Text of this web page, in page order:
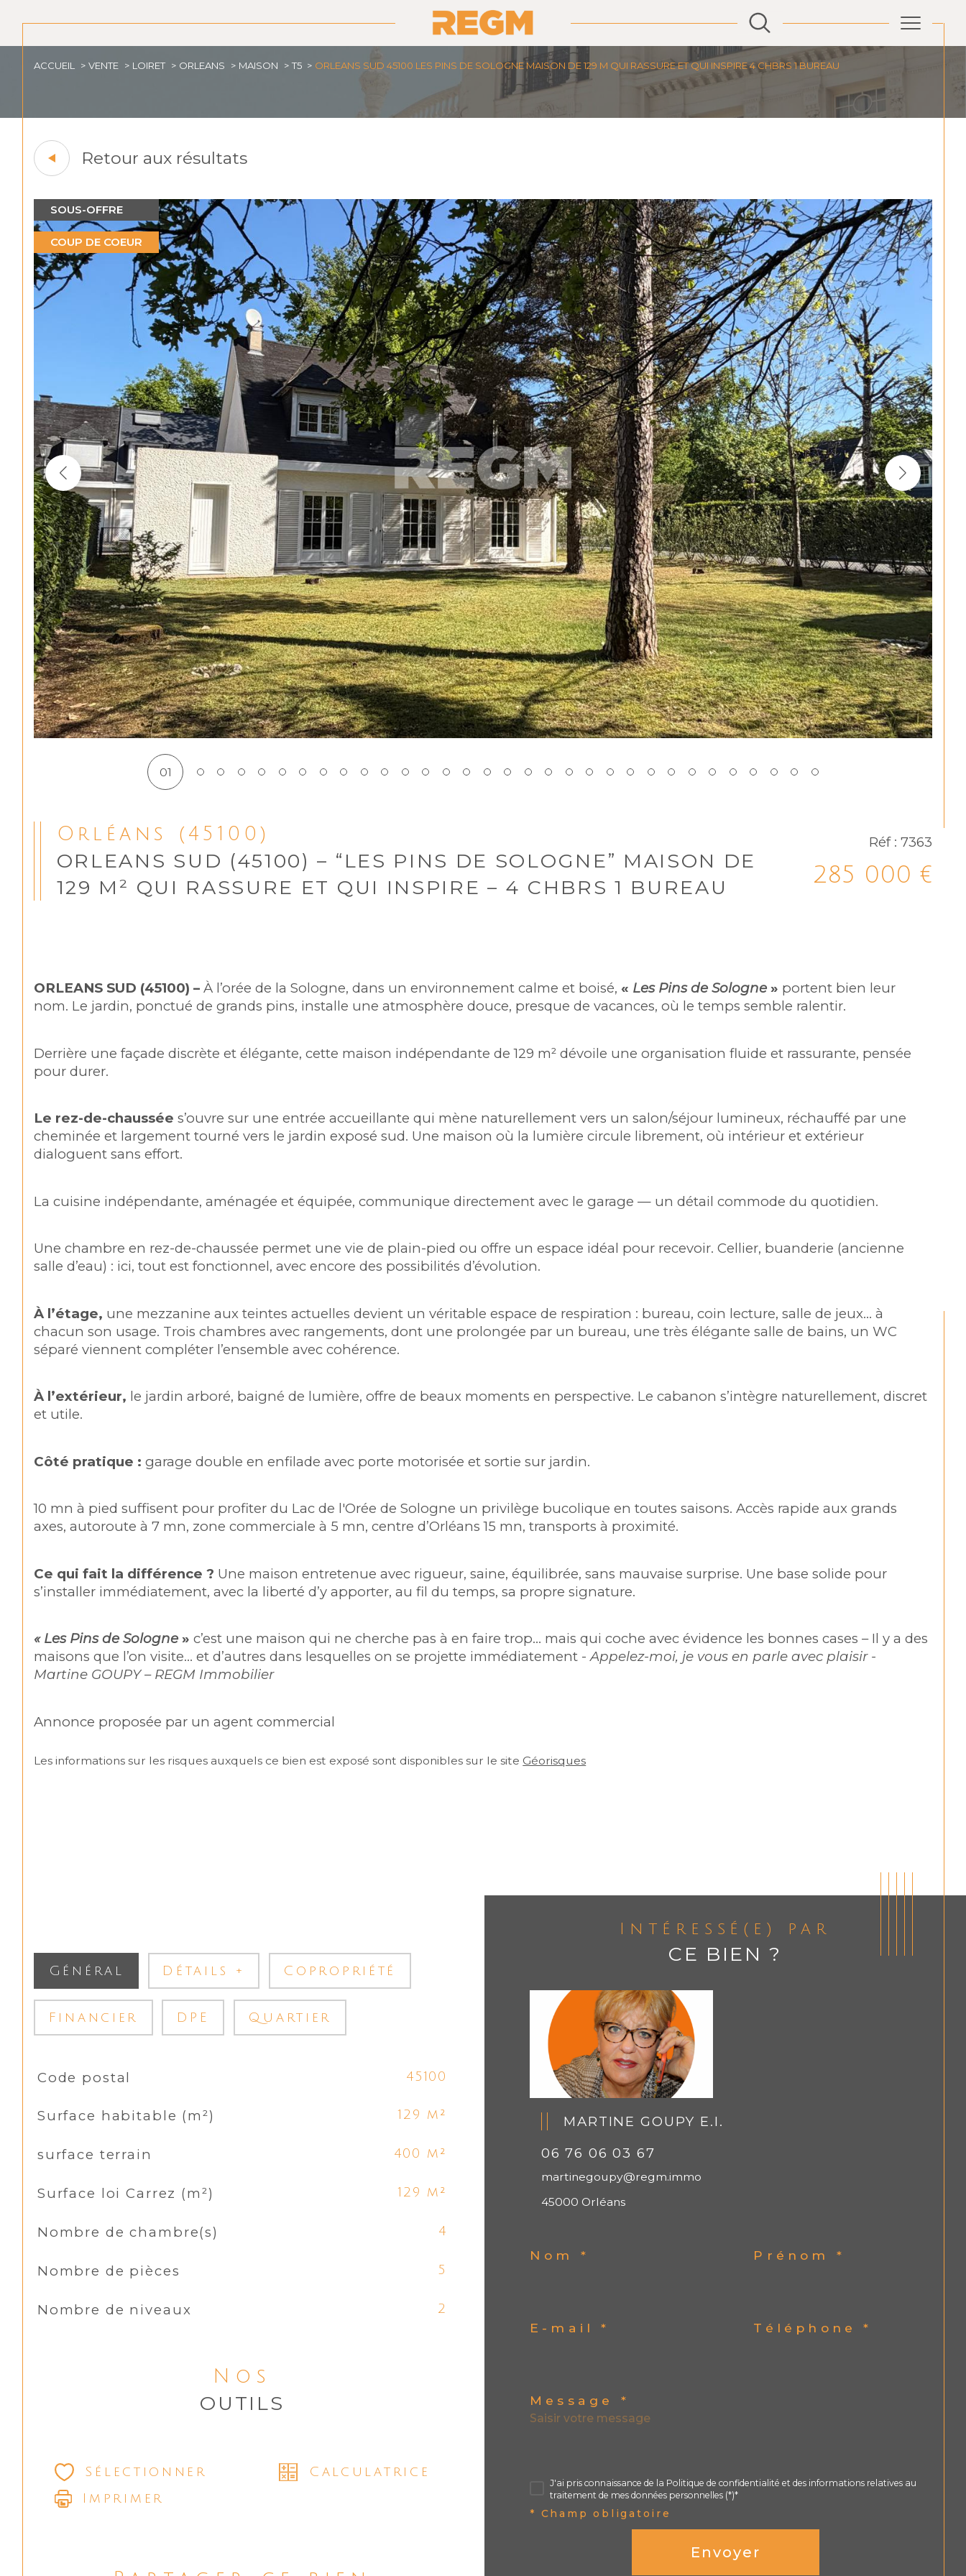
ACCUEIL VENTE LOIRET ORLEANS MAISON T5 ORLEANS SUD 45100 LES PINS DE SOLOGNE MAISON DE 129 M QUI RASSURE ET QUI INSPIRE 4 CHBRS 1 BUREAU
Retour aux résultats
SOUS-OFFRE
COUP DE COEUR
01
Orléans (45100)
ORLEANS SUD (45100) – “LES PINS DE SOLOGNE” MAISON DE
129 M² QUI RASSURE ET QUI INSPIRE – 4 CHBRS 1 BUREAU
Réf : 7363
285 000 €
ORLEANS SUD (45100) – À l’orée de la Sologne, dans un environnement calme et boisé, « Les Pins de Sologne » portent bien leur
nom. Le jardin, ponctué de grands pins, installe une atmosphère douce, presque de vacances, où le temps semble ralentir.
Derrière une façade discrète et élégante, cette maison indépendante de 129 m² dévoile une organisation fluide et rassurante, pensée
pour durer.
Le rez-de-chaussée s’ouvre sur une entrée accueillante qui mène naturellement vers un salon/séjour lumineux, réchauffé par une
cheminée et largement tourné vers le jardin exposé sud. Une maison où la lumière circule librement, où intérieur et extérieur
dialoguent sans effort.
La cuisine indépendante, aménagée et équipée, communique directement avec le garage — un détail commode du quotidien.
Une chambre en rez-de-chaussée permet une vie de plain-pied ou offre un espace idéal pour recevoir. Cellier, buanderie (ancienne
salle d’eau) : ici, tout est fonctionnel, avec encore des possibilités d’évolution.
À l’étage, une mezzanine aux teintes actuelles devient un véritable espace de respiration : bureau, coin lecture, salle de jeux… à
chacun son usage. Trois chambres avec rangements, dont une prolongée par un bureau, une très élégante salle de bains, un WC
séparé viennent compléter l’ensemble avec cohérence.
À l’extérieur, le jardin arboré, baigné de lumière, offre de beaux moments en perspective. Le cabanon s’intègre naturellement, discret
et utile.
Côté pratique : garage double en enfilade avec porte motorisée et sortie sur jardin.
10 mn à pied suffisent pour profiter du Lac de l'Orée de Sologne un privilège bucolique en toutes saisons. Accès rapide aux grands
axes, autoroute à 7 mn, zone commerciale à 5 mn, centre d’Orléans 15 mn, transports à proximité.
Ce qui fait la différence ? Une maison entretenue avec rigueur, saine, équilibrée, sans mauvaise surprise. Une base solide pour
s’installer immédiatement, avec la liberté d’y apporter, au fil du temps, sa propre signature.
« Les Pins de Sologne » c’est une maison qui ne cherche pas à en faire trop… mais qui coche avec évidence les bonnes cases – Il y a des
maisons que l’on visite… et d’autres dans lesquelles on se projette immédiatement - Appelez-moi, je vous en parle avec plaisir -
Martine GOUPY – REGM Immobilier
Annonce proposée par un agent commercial
Les informations sur les risques auxquels ce bien est exposé sont disponibles sur le site Géorisques
Général Détails + Copropriété
Financier DPE Quartier
TRAD_SIROCCO_Caracteristique
Code postal 45100
Surface habitable (m²) 129 m²
surface terrain 400 m²
Surface loi Carrez (m²) 129 m²
Nombre de chambre(s) 4
Nombre de pièces 5
Nombre de niveaux 2
Nos
OUTILS
Sélectionner
Calculatrice
Imprimer
Intéressé(e) par
CE BIEN ?
MARTINE GOUPY E.I.
06 76 06 03 67
martinegoupy@regm.immo
45000 Orléans
Nom * Prénom *
E-mail * Téléphone *
Message *
J'ai pris connaissance de la Politique de confidentialité et des informations relatives au
traitement de mes données personnelles (*)*
* Champ obligatoire
Envoyer